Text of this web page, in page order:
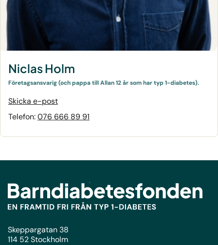
Niclas Holm
Företagsansvarig (och pappa till Allan 12 år som har typ 1-diabetes).
Skicka e-post
Telefon:076 666 89 91
Skeppargatan 38
114 52 Stockholm